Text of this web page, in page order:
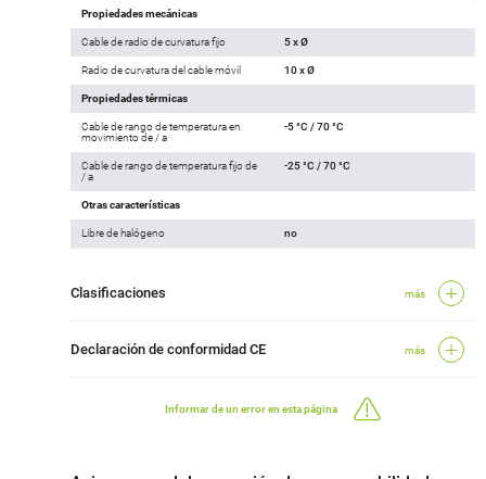
Propiedades mecánicas
Cable de radio de curvatura fijo 5 x Ø
Radio de curvatura del cable móvil 10 x Ø
Propiedades térmicas
Cable de rango de temperatura en
movimiento de / a
-5 °C / 70 °C
Cable de rango de temperatura fijo de
/ a
-25 °C / 70 °C
Otras características
Libre de halógeno no
Clasificaciones más
Declaración de conformidad CE más
Informar de un error en esta página